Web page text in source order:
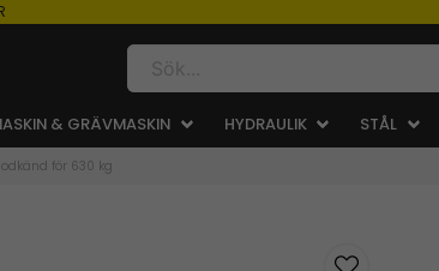
& GRÄVMASKIN HYDRAULIK STÅL
för 630 kg